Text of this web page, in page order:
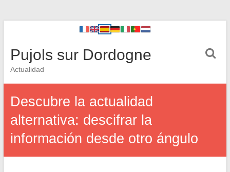
Pujols sur Dordogne
Actualidad
Descubre la actualidad
alternativa: descifrar la
información desde otro ángulo